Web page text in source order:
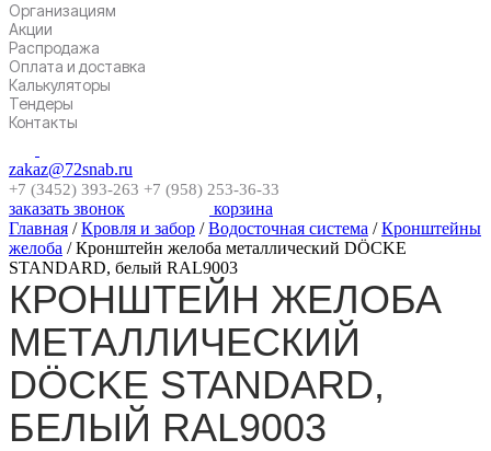
Организациям
Акции
Распродажа
Оплата и доставка
Калькуляторы
Тендеры
Контакты
zakaz@72snab.ru
+7 (3452) 393-263 +7 (958) 253-36-33
заказать звонок
корзина
Главная / Кровля и забор / Водосточная система / Кронштейны
желоба / Кронштейн желоба металлический DÖCKE
STANDARD, белый RAL9003
КРОНШТЕЙН ЖЕЛОБА
МЕТАЛЛИЧЕСКИЙ
DÖCKE STANDARD,
БЕЛЫЙ RAL9003